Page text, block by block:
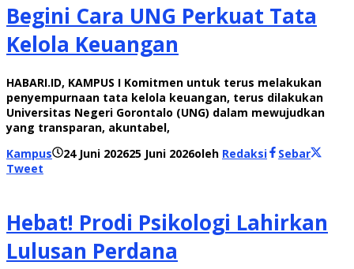
Begini Cara UNG Perkuat Tata
Kelola Keuangan
HABARI.ID, KAMPUS I Komitmen untuk terus melakukan
penyempurnaan tata kelola keuangan, terus dilakukan
Universitas Negeri Gorontalo (UNG) dalam mewujudkan
yang transparan, akuntabel,
Kampus
24 Juni 202625 Juni 2026oleh Redaksi
Sebar
Tweet
Hebat! Prodi Psikologi Lahirkan
Lulusan Perdana